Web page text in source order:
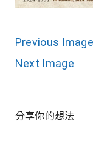
Previous Image
Next Image
分享你的想法